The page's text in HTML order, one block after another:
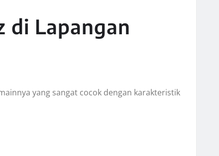
di Lapangan
yang sangat cocok dengan karakteristik